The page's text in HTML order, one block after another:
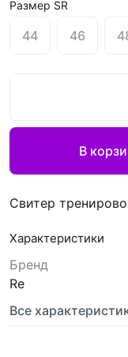
Размер SR
44 46
В
Свитер
Характеристики
Бренд
Re
Все